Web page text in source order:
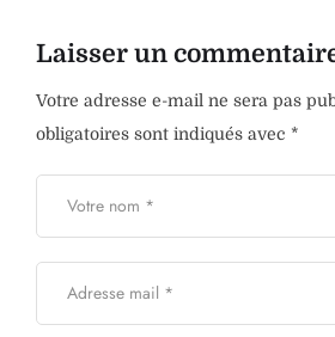
Laisser un
Votre adresse e-mail ne sera pas
obligatoires sont indiqués avec *